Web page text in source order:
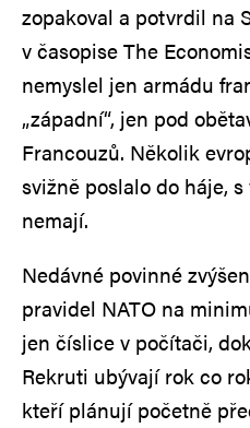
zopakoval a potvrdil na
v časopise The
nemyslel jen armádu
„západní“, jen pod
Francouzů. Několik
svižně poslalo do háje,
nemají.
Nedávné povinné
pravidel NATO na
jen číslice v počítači,
Rekruti ubývají rok co
kteří plánují početně